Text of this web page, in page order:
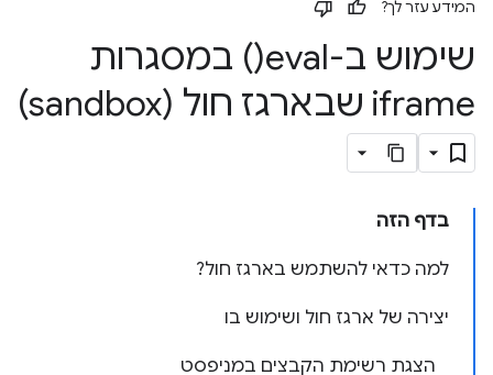
המידע עזר לך?
שימוש ב-eval(
) במסגרות
iframe שבארגז חול (sandbox)
בדף הזה
למה כדאי להשתמש בארגז חול?
יצירה של ארגז חול ושימוש בו
הצגת רשימת הקבצים במניפסט